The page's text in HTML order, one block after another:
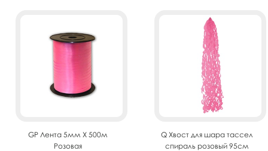
GP Лента 5мм X 500м
Розовая
Q Хвост для шара тассел
спираль розовый 95см